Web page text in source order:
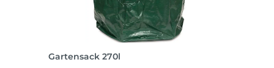
Gartensack 270l